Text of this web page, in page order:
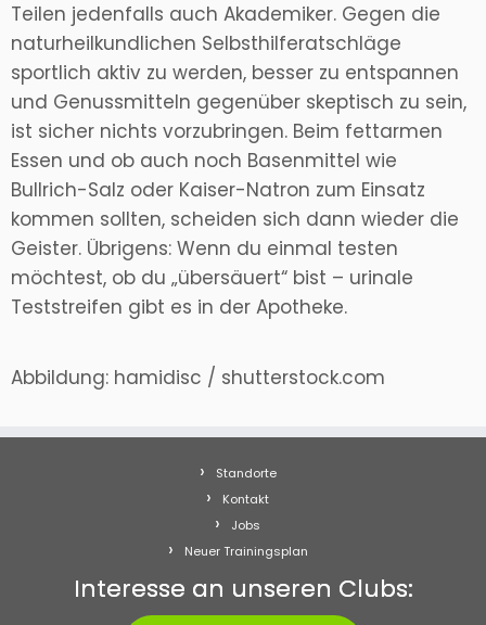
Teilen jedenfalls auch Akademiker. Gegen die
naturheilkundlichen Selbsthilferatschläge
sportlich aktiv zu werden, besser zu entspannen
und Genussmitteln gegenüber skeptisch zu sein,
ist sicher nichts vorzubringen. Beim fettarmen
Essen und ob auch noch Basenmittel wie
Bullrich-Salz oder Kaiser-Natron zum Einsatz
kommen sollten, scheiden sich dann wieder die
Geister. Übrigens: Wenn du einmal testen
möchtest, ob du „übersäuert“ bist – urinale
Teststreifen gibt es in der Apotheke.
Abbildung: hamidisc / shutterstock.com
Standorte
Kontakt
Jobs
Neuer Trainingsplan
Interesse an unseren Clubs: